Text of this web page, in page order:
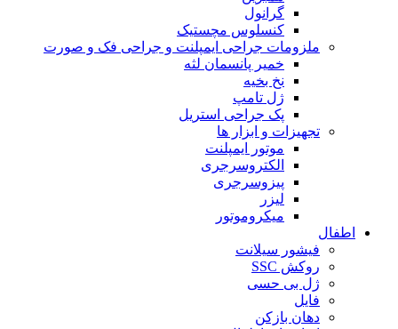
گرانول
کنسلوس مچستیک
ملزومات جراحی ایمپلنت و جراحی فک و صورت
خمیر پانسمان لثه
نخ بخیه
ژل تامپ
پک جراحی استریل
تجهیزات و ابزار ها
موتور ایمپلنت
الکتروسرجری
پیزوسرجری
لیزر
میکروموتور
اطفال
فیشور سیلانت
روکش SSC
ژل بی حسی
فایل
دهان بازکن